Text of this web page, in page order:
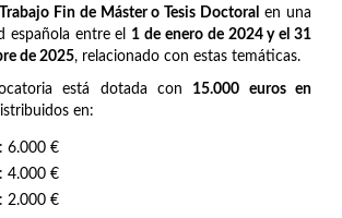
Fin de Máster o Tesis Doctoral en una
española entre el 1 de enero de 2024 y el 31
de 2025, relacionado con estas temáticas.
está dotada con 15.000 euros en
en:
6.000 €
4.000 €
2.000 €